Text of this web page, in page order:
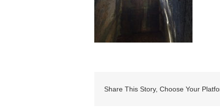
Share This Story, Choose Your